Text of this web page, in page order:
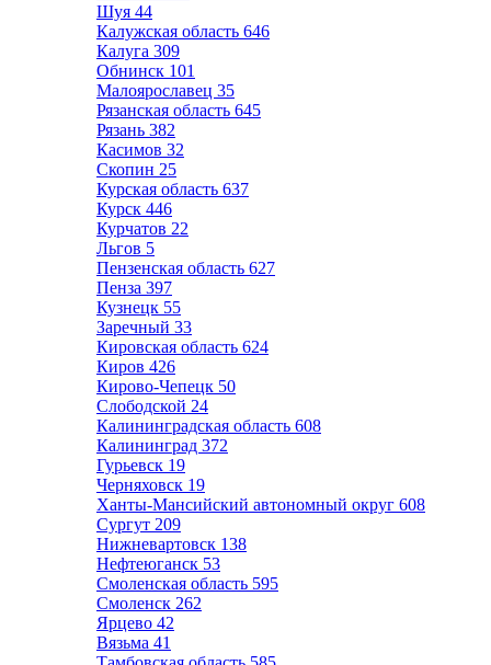
Шуя 44
Калужская область 646
Калуга 309
Обнинск 101
Малоярославец 35
Рязанская область 645
Рязань 382
Касимов 32
Скопин 25
Курская область 637
Курск 446
Курчатов 22
Льгов 5
Пензенская область 627
Пенза 397
Кузнецк 55
Заречный 33
Кировская область 624
Киров 426
Кирово-Чепецк 50
Слободской 24
Калининградская область 608
Калининград 372
Гурьевск 19
Черняховск 19
Ханты-Мансийский автономный округ 608
Сургут 209
Нижневартовск 138
Нефтеюганск 53
Смоленская область 595
Смоленск 262
Ярцево 42
Вязьма 41